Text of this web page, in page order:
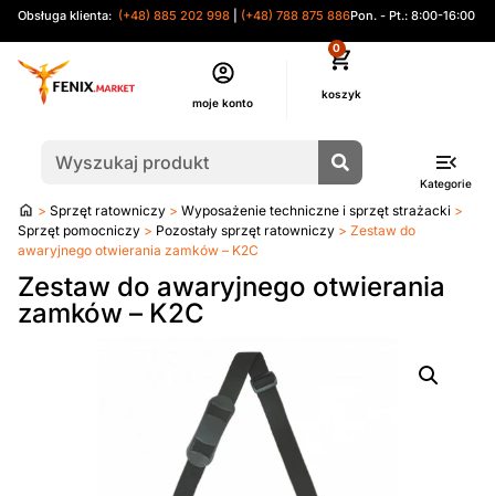
Obsługa klienta: (+48) 885 202 998 (+48) 788 875 886Pon. - Pt.: 8:00-16:00
moje konto
0
Kategorie
Strona
główna
> Sprzęt ratowniczy > Wyposażenie techniczne i sprzęt strażacki >
Sprzęt pomocniczy > Pozostały sprzęt ratowniczy > Zestaw do
awaryjnego otwierania zamków – K2C
Zestaw do awaryjnego otwierania
zamków – K2C